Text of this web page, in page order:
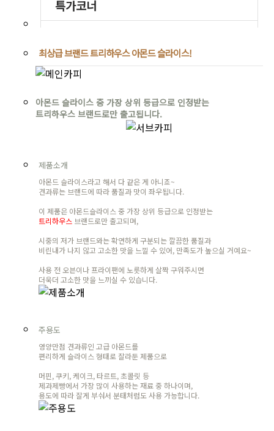
최상급 브랜드 트리하우스 아몬드 슬라이스!
아몬드 슬라이스 중 가장 상위 등급으로 인정받는
트리하우스 브랜드로만 출고됩니다.
제품소개
아몬드 슬라이스라고 해서 다 같은 게 아니죠~
견과류는 브랜드에 따라 품질과 맛이 좌우됩니다.
이 제품은 아몬드슬라이스 중 가장 상위 등급으로 인정받는
트리하우스 브랜드로만 출고되며,
시중의 저가 브랜드와는 확연하게 구분되는 깔끔한 품질과
비린내가 나지 않고 고소한 맛을 느낄 수 있어, 만족도가 높으실 거예요~
사용 전 오븐이나 프라이팬에 노릇하게 살짝 구워주시면
더욱더 고소한 맛을 느끼실 수 있습니다.
주용도
영양만점 견과류인 고급 아몬드를
편리하게 슬라이스 형태로 잘라둔 제품으로
머핀, 쿠키, 케이크, 타르트, 초콜릿 등
제과제빵에서 가장 많이 사용하는 재료 중 하나이며,
용도에 따라 잘게 부숴서 분태처럼도 사용 가능합니다.